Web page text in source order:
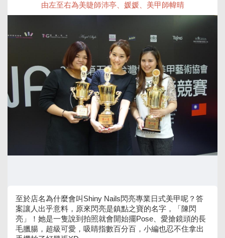
由左至右為美睫師沛亭、媛媛、美甲師幃晴
至於店名為什麼會叫Shiny Nails閃亮專業日式美甲呢？答
案讓人出乎意料，原來閃亮是鎮點之寶的名字，「陳閃
亮」！她是一隻說到拍照就會開始擺Pose、愛搶鏡頭的長
毛臘腸，超級可愛，吸睛指數百分百，小編也忍不住拿出